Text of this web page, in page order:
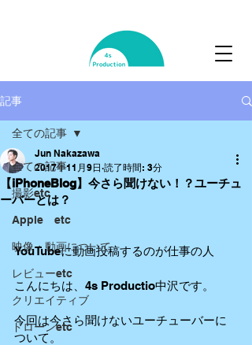
記事
全ての記事
撮影etc
Apple etc
映像・動画について
レビューetc
クリエイティブ
ドローンetc
全ての記事
【iPhoneBlog】今さら聞けない！？ユーチュ
ーバーとは？
Jun Nakazawa
2017年11月9日 読了時間: 3分
YouTubeに動画投稿するのが仕事の人
こんにちは、4s Productio中沢です。
今回は今さら聞けないユーチューバーに
ついて。